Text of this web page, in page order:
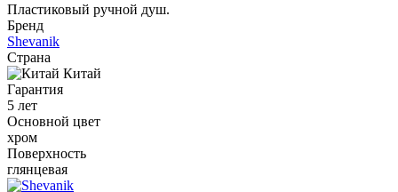
Пластиковый ручной душ.
Бренд
Shevanik
Страна
Китай
Гарантия
5 лет
Основной цвет
хром
Поверхность
глянцевая